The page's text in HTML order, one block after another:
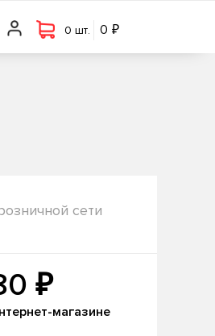
0 шт. 0
0 шт. 0 ₽
сети
₽
магазине